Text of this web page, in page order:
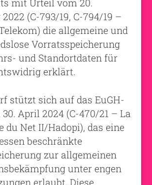
mit Urteil vom 20.
(C-793/19, C-794/19 –
die allgemeine und
Vorratsspeicherung
und Standortdaten für
erklärt.
stützt sich auf das EuGH-
April 2024 (C-470/21 – La
du Net II/Hadopi), das eine
beschränkte
zur allgemeinen
unter engen
erlaubt. Diese